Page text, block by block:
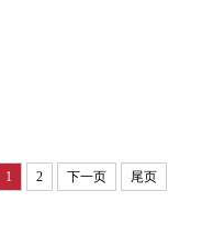
1 2 下一页 尾页